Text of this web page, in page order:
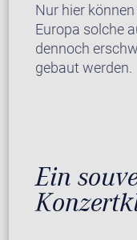
Nur hier
Europa solche
dennoch
gebaut werden.
Ein